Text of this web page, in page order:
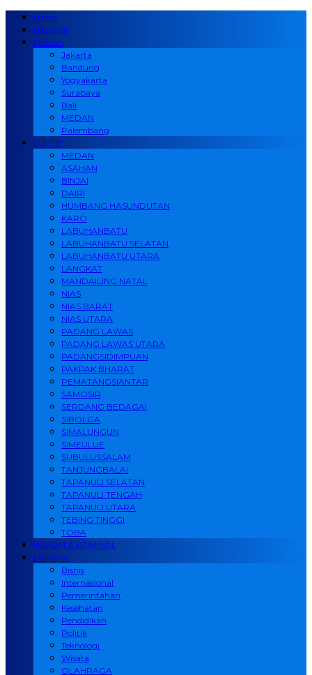
Home
Nasional
Daerah
Jakarta
Bandung
Yogyakarta
Surabaya
Bali
MEDAN
Palembang
SUMUT
MEDAN
ASAHAN
BINJAI
DAIRI
HUMBANG HASUNDUTAN
KARO
LABUHANBATU
LABUHANBATU SELATAN
LABUHANBATU UTARA
LANGKAT
MANDAILING NATAL
NIAS
NIAS BARAT
NIAS UTARA
PADANG LAWAS
PADANG LAWAS UTARA
PADANGSIDIMPUAN
PAKPAK BHARAT
PEMATANGSIANTAR
SAMOSIR
SERDANG BEDAGAI
SIBOLGA
SIMALUNGUN
SIMEULUE
SUBULUSSALAM
TANJUNGBALAI
TAPANULI SELATAN
TAPANULI TENGAH
TAPANULI UTARA
TEBING TINGGI
TOBA
HUKUM & KRIMINAL
LAINNYA
Bisnis
Internasional
Pemerintahan
Kesehatan
Pendidikan
Politik
Teknologi
Wisata
OLAHRAGA